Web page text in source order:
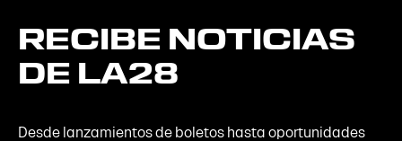
RECIBE NOTICIAS
DE LA28
Desde lanzamientos de boletos hasta oportunidades